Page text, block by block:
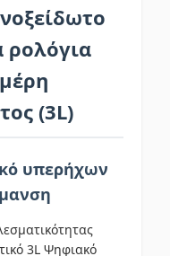
ρολόγια
(3L)
υπερήχων
3L Ψηφιακό